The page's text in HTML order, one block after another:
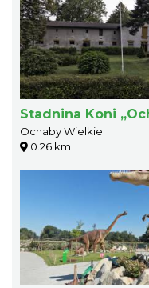
Stadnina Koni
Ochaby Wielkie
0.26 km